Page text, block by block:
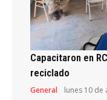
Capacitaron en
reciclado
General lunes 10 de